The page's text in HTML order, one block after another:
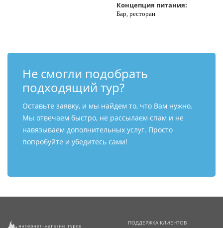
Концепция питания:
Бар, ресторан
Не смогли подобрать
подходящий тур?
Оставьте заявку, и мы найдем то, что Вам нужно.
Мы отвечаем быстро, не рассылаем спам и не
навязываем дополнительных услуг. Просто
попробуйте и убедитесь сами!
ПОДДЕРЖКА КЛИЕНТОВ